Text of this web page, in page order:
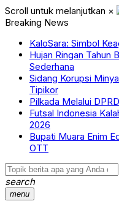
Scroll untuk melanjutkan ×
Breaking News
KaloSara: Simbol
Hujan Ringan Tahun
Sederhana
Sidang Korupsi
Tipikor
Pilkada Melalui
Futsal Indonesia
2026
Bupati Muara Enim
OTT
search
menu